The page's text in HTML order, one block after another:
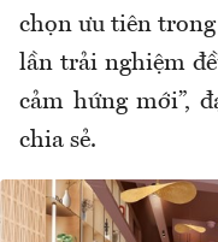
chọn ưu tiên
lần trải nghiệm
cảm hứng mới”,
chia sẻ.